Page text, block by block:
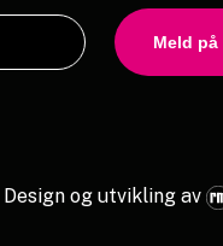
Design og utvikling av